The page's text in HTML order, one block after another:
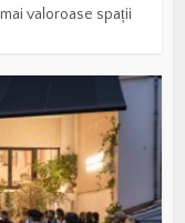
valoroase spații